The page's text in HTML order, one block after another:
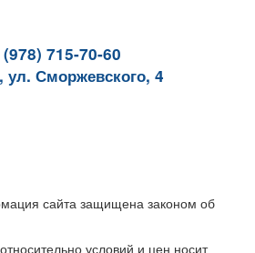
(978) 715-70-60
ул. Сморжевского, 4
сайта защищена законом об
условий и цен носит